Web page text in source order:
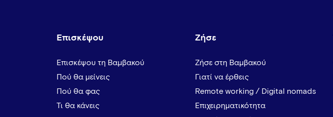
Επισκέψου
Επισκέψου τη Βαμβακού
Πού θα μείνεις
Πού θα φας
Τι θα κάνεις
Ζήσε
Ζήσε στη Βαμβακού
Γιατί να έρθεις
Remote working / Digital nomads
Επιχειρηματικότητα